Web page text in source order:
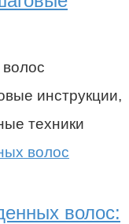
инструкции,
техники
волос: